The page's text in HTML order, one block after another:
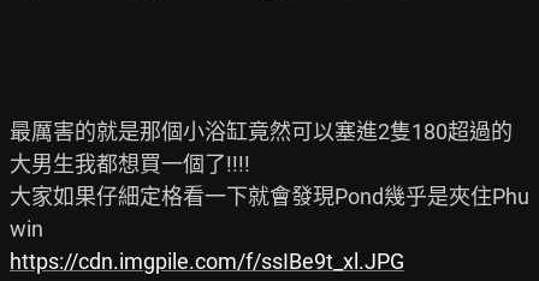
最厲害的就是那個小浴缸竟然可以塞進2隻180超過的
大男生我都想買一個了!!!!
大家如果仔細定格看一下就會發現Pond幾乎是夾住Phu
https://cdn.imgpile.com/f/ssIBe9t_xl.JPG